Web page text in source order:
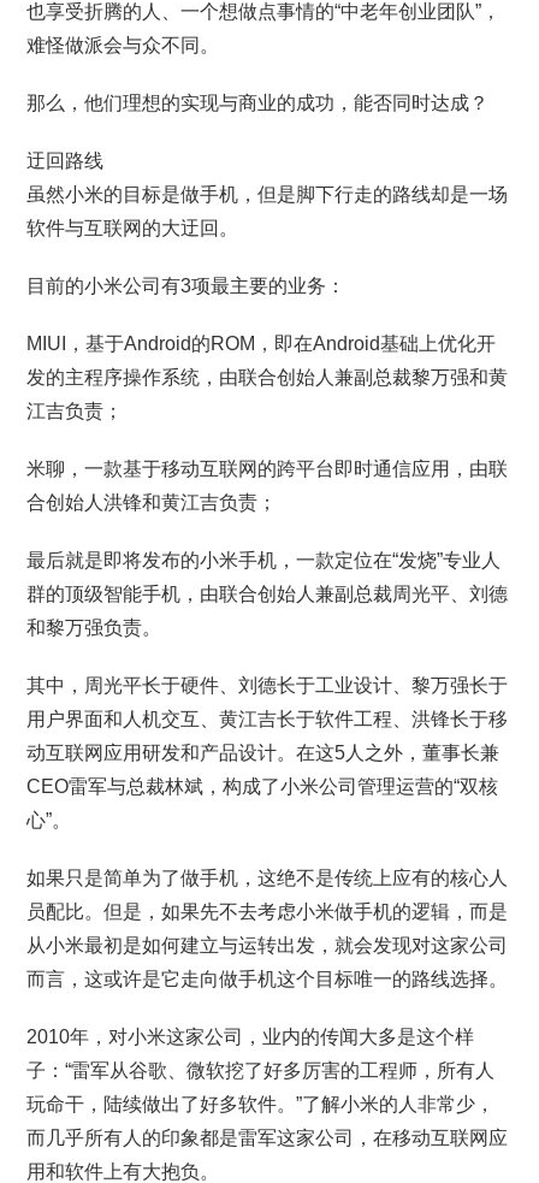
也享受折腾的人、一个想做点事情的“中老年创业团队”，
难怪做派会与众不同。
那么，他们理想的实现与商业的成功，能否同时达成？
迂回路线
虽然小米的目标是做手机，但是脚下行走的路线却是一场
软件与互联网的大迂回。
目前的小米公司有3项最主要的业务：
MIUI，基于Android的ROM，即在Android基础上优化开
发的主程序操作系统，由联合创始人兼副总裁黎万强和黄
江吉负责；
米聊，一款基于移动互联网的跨平台即时通信应用，由联
合创始人洪锋和黄江吉负责；
最后就是即将发布的小米手机，一款定位在“发烧”专业人
群的顶级智能手机，由联合创始人兼副总裁周光平、刘德
和黎万强负责。
其中，周光平长于硬件、刘德长于工业设计、黎万强长于
用户界面和人机交互、黄江吉长于软件工程、洪锋长于移
动互联网应用研发和产品设计。在这5人之外，董事长兼
CEO雷军与总裁林斌，构成了小米公司管理运营的“双核
心”。
如果只是简单为了做手机，这绝不是传统上应有的核心人
员配比。但是，如果先不去考虑小米做手机的逻辑，而是
从小米最初是如何建立与运转出发，就会发现对这家公司
而言，这或许是它走向做手机这个目标唯一的路线选择。
2010年，对小米这家公司，业内的传闻大多是这个样
子：“雷军从谷歌、微软挖了好多厉害的工程师，所有人
玩命干，陆续做出了好多软件。”了解小米的人非常少，
而几乎所有人的印象都是雷军这家公司，在移动互联网应
用和软件上有大抱负。